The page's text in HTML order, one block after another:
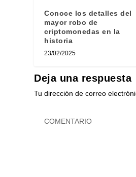
Conoce los detalles del
mayor robo de
criptomonedas en la
historia
23/02/2025
Deja una respuesta
Tu dirección de correo